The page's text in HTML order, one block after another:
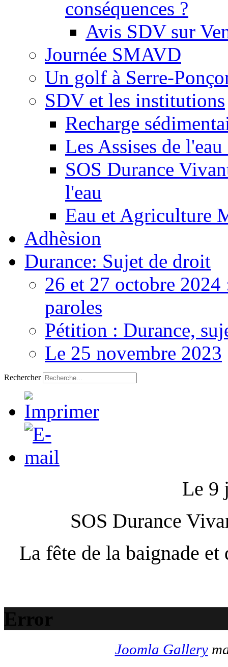
conséquences ?
Avis SDV sur
Journée SMAVD
Un golf à Serre-
SDV et les institutions
Recharge
Les Assises de
SOS Durance
l'eau
Eau et Agriculture
Adhèsion
Durance: Sujet de droit
26 et 27 octobre 2024
paroles
Pétition : Durance,
Le 25 novembre 2023
Rechercher
Le 9
SOS Durance
La fête de la baignade
Error
Joomla Gallery